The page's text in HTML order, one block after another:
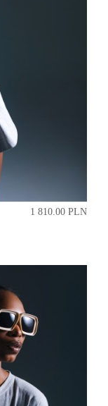
1 810.00 PLN